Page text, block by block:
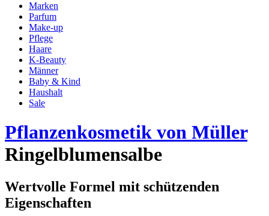
Marken
Parfum
Make-up
Pflege
Haare
K-Beauty
Männer
Baby & Kind
Haushalt
Sale
Pflanzenkosmetik von Müller
Ringelblumensalbe
Wertvolle Formel mit schützenden
Eigenschaften